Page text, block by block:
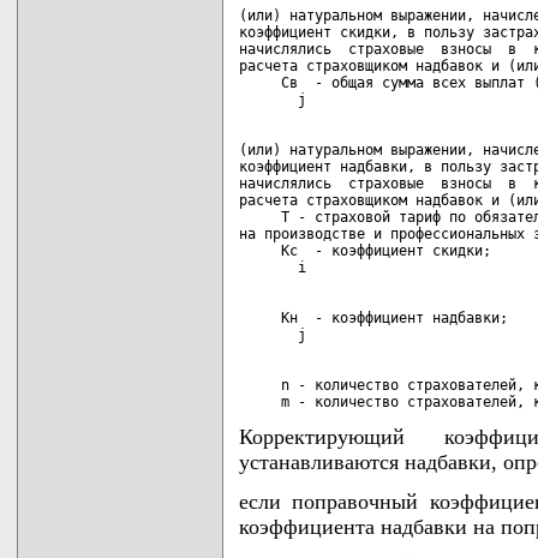
(или) натуральном выражении,
коэффициент скидки, в пользу
начислялись  страховые  взносы  в
расчета страховщиком надбавок и
Св  - общая сумма всех выплат
(или) натуральном выражении,
коэффициент надбавки, в пользу
начислялись  страховые  взносы  в
расчета страховщиком надбавок и
Т - страховой тариф по
на производстве и профессиональных
     Кc  - коэффициент скидки;
     Кн  - коэффициент надбавки;
n - количество страхователей,
m - количество страхователей,
Корректирующий
устанавливаются надбавки,
если поправочный
коэффициента надбавки на